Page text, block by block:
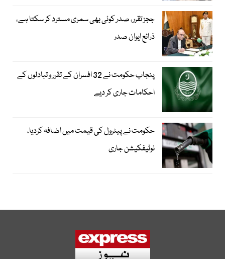
ججز تقرر، صدر کوئی بھی سمری مسترد کر سکتا ہے،
ذرائع ایوان صدر
پنجاب حکومت نے 32 افسران کے تقرر و تبادلوں کے
احکامات جاری کر دیے
حکومت نے پیٹرول کی قیمت میں اضافہ کردیا،
نوٹیفکیشن جاری